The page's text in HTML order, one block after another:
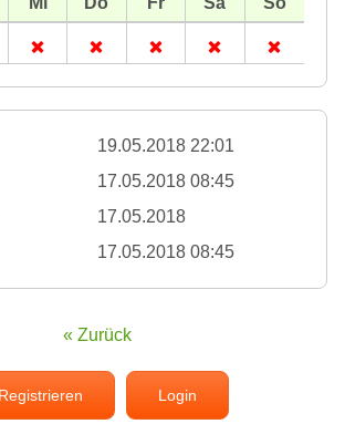
19.05.2018 22:01
17.05.2018 08:45
17.05.2018
17.05.2018 08:45
« Zurück
Registrieren Login